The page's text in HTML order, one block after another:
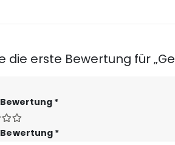
die erste Bewertung für
*
*